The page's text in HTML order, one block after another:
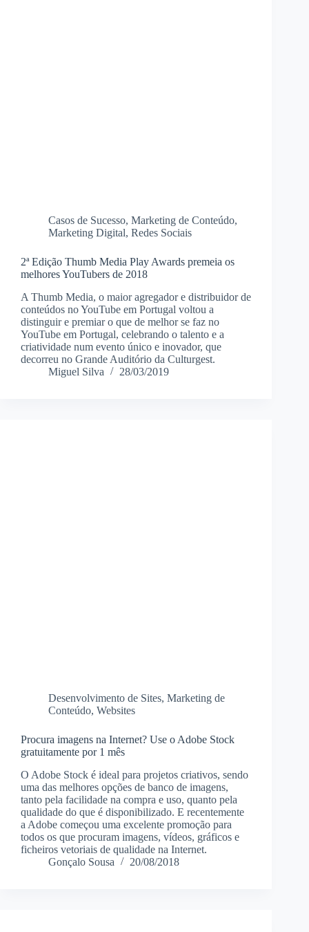
Casos de Sucesso, Marketing de Conteúdo,
Marketing Digital, Redes Sociais
2ª Edição Thumb Media Play Awards premeia os
melhores YouTubers de 2018
A Thumb Media, o maior agregador e distribuidor de
conteúdos no YouTube em Portugal voltou a
distinguir e premiar o que de melhor se faz no
YouTube em Portugal, celebrando o talento e a
criatividade num evento único e inovador, que
decorreu no Grande Auditório da Culturgest.
Miguel Silva
28/03/2019
Desenvolvimento de Sites, Marketing de
Conteúdo, Websites
Procura imagens na Internet? Use o Adobe Stock
gratuitamente por 1 mês
O Adobe Stock é ideal para projetos criativos, sendo
uma das melhores opções de banco de imagens,
tanto pela facilidade na compra e uso, quanto pela
qualidade do que é disponibilizado. E recentemente
a Adobe começou uma excelente promoção para
todos os que procuram imagens, vídeos, gráficos e
ficheiros vetoriais de qualidade na Internet.
Gonçalo Sousa
20/08/2018